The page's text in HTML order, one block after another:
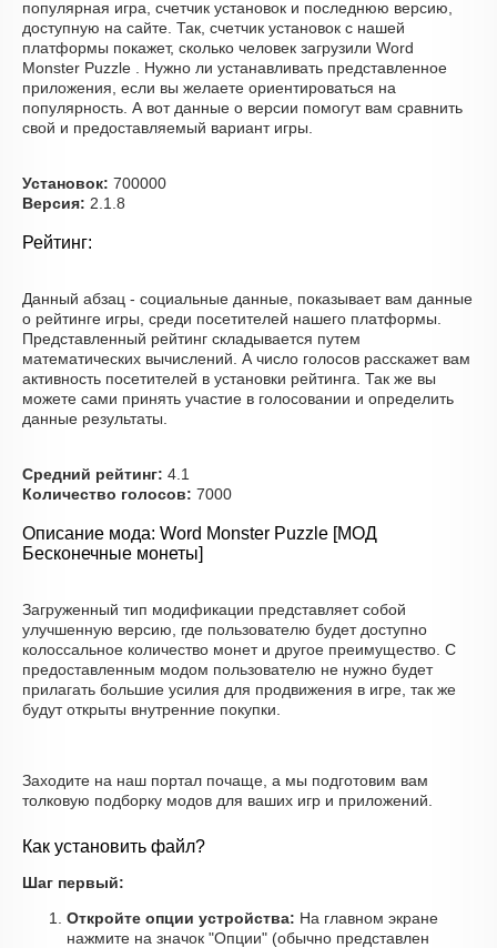
популярная игра, счетчик установок и последнюю версию,
доступную на сайте. Так, счетчик установок с нашей
платформы покажет, сколько человек загрузили Word
Monster Puzzle . Нужно ли устанавливать представленное
приложения, если вы желаете ориентироваться на
популярность. А вот данные о версии помогут вам сравнить
свой и предоставляемый вариант игры.
Установок: 700000
Версия: 2.1.8
Рейтинг:
Данный абзац - социальные данные, показывает вам данные
о рейтинге игры, среди посетителей нашего платформы.
Представленный рейтинг складывается путем
математических вычислений. А число голосов расскажет вам
активность посетителей в установки рейтинга. Так же вы
можете сами принять участие в голосовании и определить
данные результаты.
Средний рейтинг: 4.1
Количество голосов: 7000
Описание мода: Word Monster Puzzle [МОД
Бесконечные монеты]
Загруженный тип модификации представляет собой
улучшенную версию, где пользователю будет доступно
колоссальное количество монет и другое преимущество. С
предоставленным модом пользователю не нужно будет
прилагать большие усилия для продвижения в игре, так же
будут открыты внутренние покупки.
Заходите на наш портал почаще, а мы подготовим вам
толковую подборку модов для ваших игр и приложений.
Как установить файл?
Шаг первый:
Откройте опции устройства: На главном экране
нажмите на значок "Опции" (обычно представлен